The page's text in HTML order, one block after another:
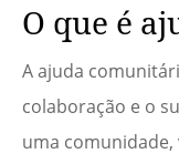
O que é
A ajuda
colaboração e o
uma comunidade,